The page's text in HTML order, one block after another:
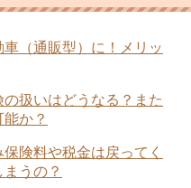
（通販型）に！メリッ
扱いはどうなる？また
か？
険料や税金は戻ってく
うの？